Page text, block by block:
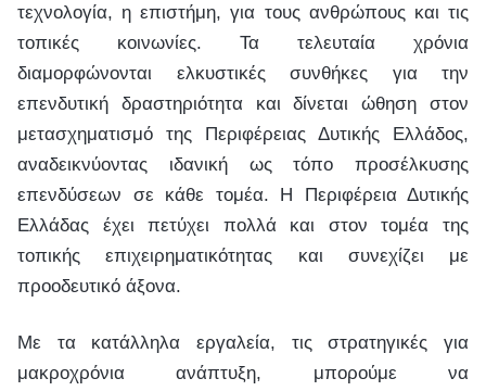
τεχνολογία, η επιστήμη, για τους ανθρώπους και τις
τοπικές κοινωνίες. Τα τελευταία χρόνια
διαμορφώνονται ελκυστικές συνθήκες για την
επενδυτική δραστηριότητα και δίνεται ώθηση στον
μετασχηματισμό της Περιφέρειας Δυτικής Ελλάδος,
αναδεικνύοντας ιδανική ως τόπο προσέλκυσης
επενδύσεων σε κάθε τομέα. Η Περιφέρεια Δυτικής
Ελλάδας έχει πετύχει πολλά και στον τομέα της
τοπικής επιχειρηματικότητας και συνεχίζει με
προοδευτικό άξονα.
Με τα κατάλληλα εργαλεία, τις στρατηγικές για
μακροχρόνια ανάπτυξη, μπορούμε να